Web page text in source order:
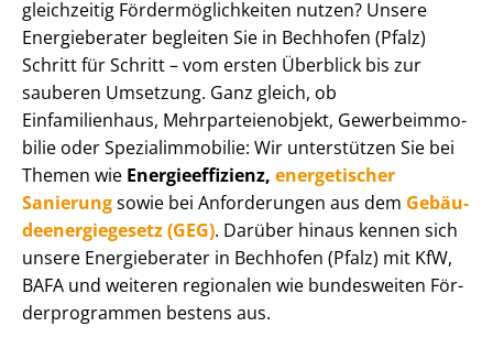
gleichzeitig För­der­mög­lich­kei­ten nutzen? Unsere
Energieberater begleiten Sie in Bechhofen (Pfalz)
Schritt für Schritt – vom ersten Überblick bis zur
sauberen Umsetzung. Ganz gleich, ob
Einfamilienhaus, Mehr­par­tei­en­ob­jekt, Ge­wer­be­im­mo­
bi­lie oder Spe­zi­al­im­mo­bi­lie: Wir unterstützen Sie bei
Themen wie En­er­gie­ef­fi­zi­enz, energetischer
Sanierungsowie bei Anforderungen aus dem Ge­bäu­
de­en­er­gie­ge­setz (GEG). Darüber hinaus kennen sich
unsere Energieberater in Bechhofen (Pfalz) mit KfW,
BAFA und weiteren regionalen wie bundesweiten För­
der­pro­gram­men bestens aus.